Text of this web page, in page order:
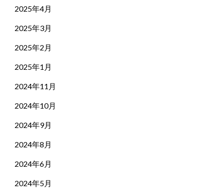
2025年4月
2025年3月
2025年2月
2025年1月
2024年11月
2024年10月
2024年9月
2024年8月
2024年6月
2024年5月